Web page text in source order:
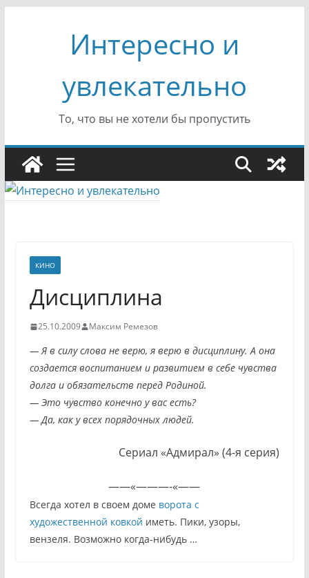
содержимомуИнтересно и
увлекательно
То, что вы не хотели бы пропустить
КИНО
Дисциплина
25.10.2009 Максим Ремезов
— Я в силу слова не верю, я верю в дисциплину. А она
создается воспитанием и развитием в себе чувства
долга и обязательств перед Родиной.
— Это чувство конечно у вас есть?
— Да, как у всех порядочных людей.
Сериал «Адмирал» (4-я серия)
——«———-«——
Всегда хотел в своем доме ворота с
художественной ковкой иметь. Пики, узоры,
вензеля. Возможно когда-нибудь …